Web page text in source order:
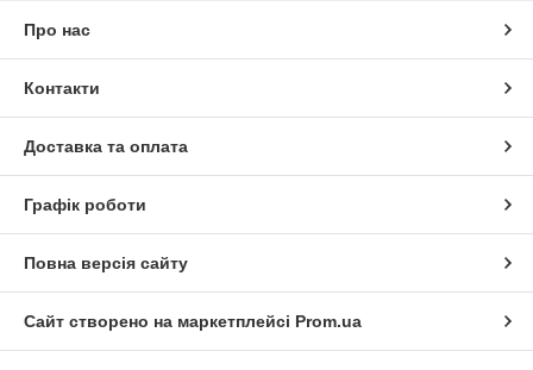
Про нас
Контакти
Доставка та оплата
Графік роботи
Повна версія сайту
Сайт створено на маркетплейсі Prom.ua